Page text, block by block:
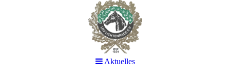
Aktuelles